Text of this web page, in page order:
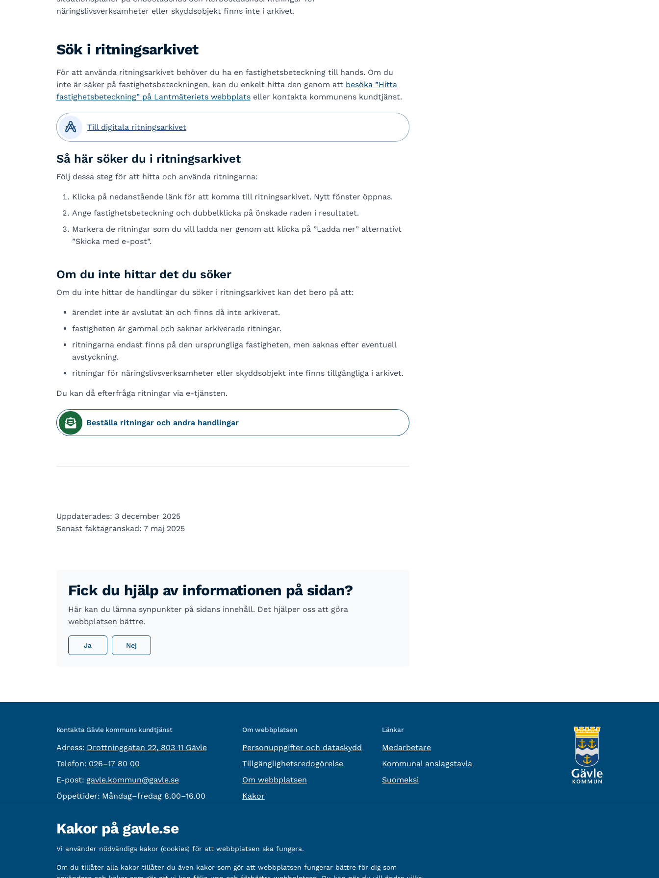
näringslivsverksamheter eller skyddsobjekt finns inte i arkivet.
Sök i ritningsarkivet
För att använda ritningsarkivet behöver du ha en fastighetsbeteckning till hands. Om du
inte är säker på fastighetsbeteckningen, kan du enkelt hitta den genom att besöka ”Hitta
fastighetsbeteckning” på Lantmäteriets webbplatseller kontakta kommunens kundtjänst.
 Till digitala ritningsarkivet
Så här söker du i ritningsarkivet
Följ dessa steg för att hitta och använda ritningarna:
Klicka på nedanstående länk för att komma till ritningsarkivet. Nytt fönster öppnas.
Ange fastighetsbeteckning och dubbelklicka på önskade raden i resultatet.
Markera de ritningar som du vill ladda ner genom att klicka på ”Ladda ner” alternativt
”Skicka med e-post”.
Om du inte hittar det du söker
Om du inte hittar de handlingar du söker i ritningsarkivet kan det bero på att:
ärendet inte är avslutat än och finns då inte arkiverat.
fastigheten är gammal och saknar arkiverade ritningar.
ritningarna endast finns på den ursprungliga fastigheten, men saknas efter eventuell
avstyckning.
ritningar för näringslivsverksamheter eller skyddsobjekt inte finns tillgängliga i arkivet.
Du kan då efterfråga ritningar via e-tjänsten.
Beställa ritningar och andra handlingar
Uppdaterades: 3 december 2025
Senast faktagranskad: 7 maj 2025
Fick du hjälp av informationen på sidan?
Här kan du lämna synpunkter på sidans innehåll. Det hjälper oss att göra
webbplatsen bättre.
Ja Nej
Kontakta Gävle kommuns kundtjänst
Adress: besöksadress:
Drottninggatan 22, 803 11 Gävle
Telefon: Telefon:
026–17 80 00
E-post: E-post:
gavle.kommun@gavle.se
Öppettider: Måndag–fredag 8.00–16.00
Om webbplatsen
Personuppgifter och dataskydd
Tillgänglighetsredogörelse
Om webbplatsen
Kakor
Länkar
Medarbetare
Kommunal anslagstavla
Suomeksi
Övrig information
Organisationsnummer: 212000-2338
Bankgironummer: 5888-2333
Kakor på gavle.se
Vi använder nödvändiga kakor (cookies) för att webbplatsen ska fungera.
Om du tillåter alla kakor tillåter du även kakor som gör att webbplatsen fungerar bättre för dig som